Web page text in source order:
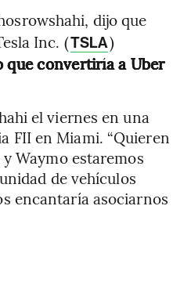
dijo que
Inc. (TSLA)
que convertiría a Uber
el viernes en una
FII en Miami. “Quieren
Waymo estaremos
de vehículos
encantaría asociarnos